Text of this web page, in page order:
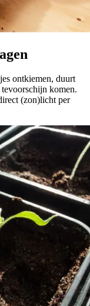
ontkiemen, duurt
komen.
(zon)licht per